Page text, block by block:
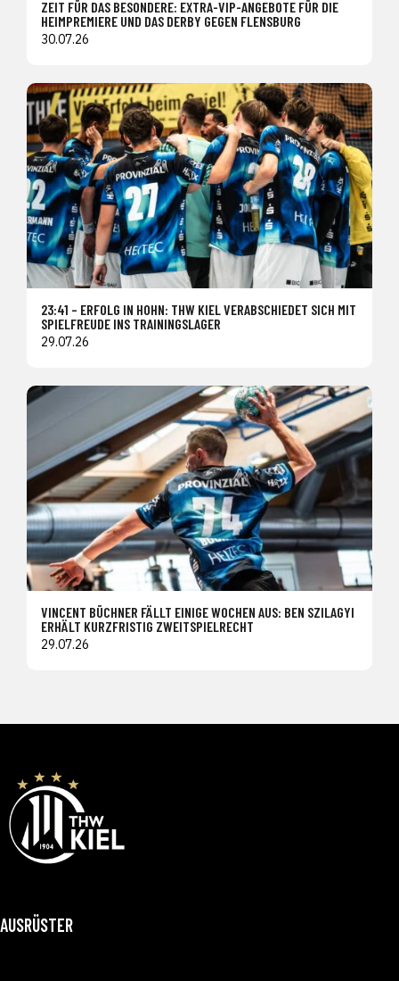
ZEIT FÜR DAS BESONDERE: EXTRA-VIP-ANGEBOTE FÜR DIE
HEIMPREMIERE UND DAS DERBY GEGEN FLENSBURG
30.07.26
23:41 – ERFOLG IN HOHN: THW KIEL VERABSCHIEDET SICH MIT
SPIELFREUDE INS TRAININGSLAGER
29.07.26
VINCENT BÜCHNER FÄLLT EINIGE WOCHEN AUS: BEN SZILAGYI
ERHÄLT KURZFRISTIG ZWEITSPIELRECHT
29.07.26
AUSRÜSTER